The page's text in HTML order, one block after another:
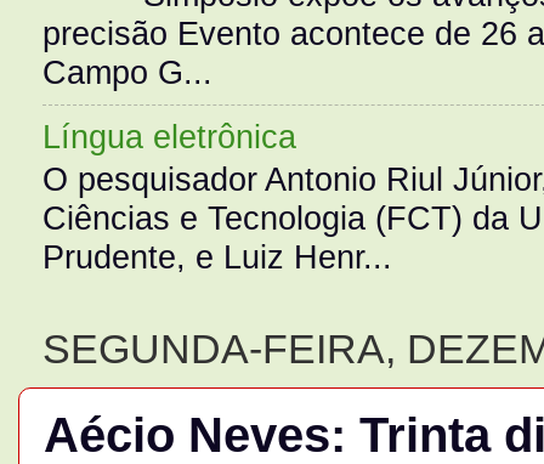
precisão Evento acontece de 26
Campo G...
Língua eletrônica
O pesquisador Antonio Riul
Ciências e Tecnologia (FCT) da
Prudente, e Luiz Henr...
SEGUNDA-FEIRA,
Aécio Neves: Trinta